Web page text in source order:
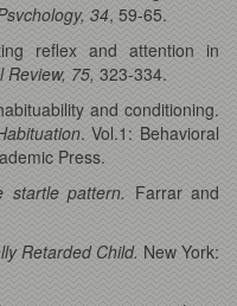
34, 59-65.
reflex and attention in
Review, 75, 323-334.
and conditioning.
. Vol.1: Behavioral
Press.
startle pattern. Farrar and
Retarded Child. New York: